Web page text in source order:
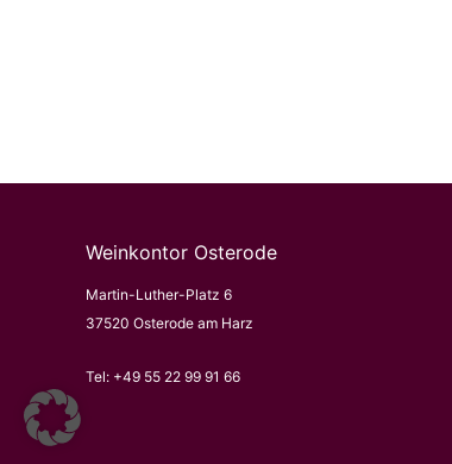
Weinkontor Osterode
Martin-Luther-Platz 6
37520 Osterode am Harz
Tel: +49 55 22 99 91 66